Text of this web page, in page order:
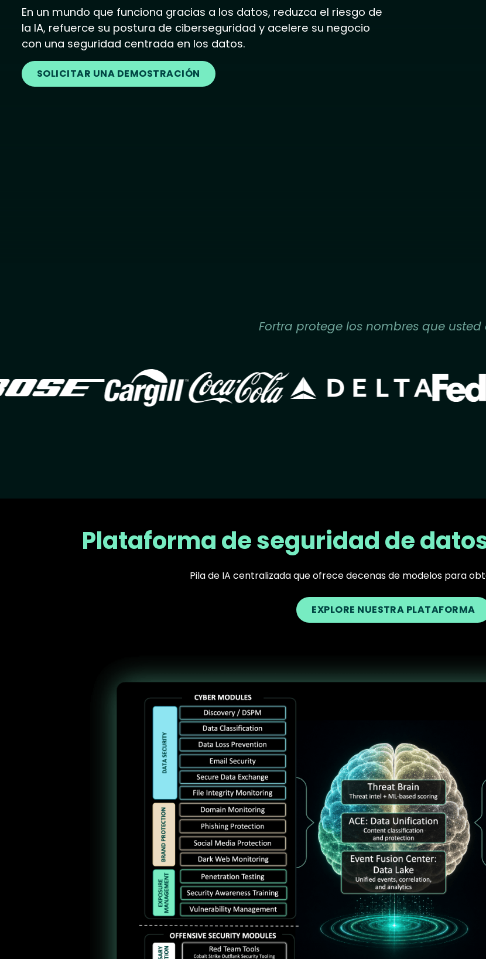
En un mundo que funciona gracias a los datos, reduzca el riesgo de
la IA, refuerce su postura de ciberseguridad y acelere su negocio
con una seguridad centrada en los datos.
SOLICITAR UNA DEMOSTRACIÓN
Fortra protege los nombres que usted
Image Image Image Image
Plataforma de seguridad de
Pila de IA centralizada que ofrece decenas de modelos para
EXPLORE NUESTRA PLATAFORMA